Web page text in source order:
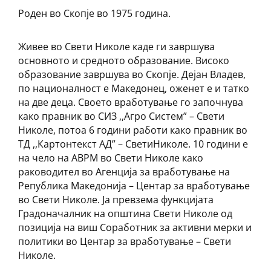
Роден во Скопје во 1975 година.
Живее во Свети Николе каде ги завршува
основното и средното образование. Високо
образование завршува во Скопје. Дејан Владев,
по националност е Македонец, оженет е и татко
на две деца. Своето вработување го започнува
како правник во СИЗ ,,Агро Систем” – Свети
Николе, потоа 6 години работи како правник во
ТД ,,Картонтекст АД” – СветиНиколе. 10 години е
на чело на АВРМ во Свети Николе како
раководител во Агенција за вработување на
Република Македонија – Центар за вработување
во Свети Николе. Ја превзема функцијата
Градоначалник на општина Свети Николе од
позиција на виш Соработник за активни мерки и
политики во Центар за вработување – Свети
Николе.